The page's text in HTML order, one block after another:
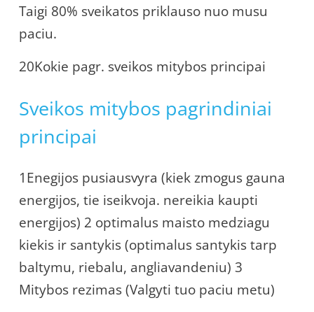
Taigi 80% sveikatos priklauso nuo musu
paciu.
20Kokie pagr. sveikos mitybos principai
Sveikos mitybos pagrindiniai
principai
1Enegijos pusiausvyra (kiek zmogus gauna
energijos, tie iseikvoja. nereikia kaupti
energijos) 2 optimalus maisto medziagu
kiekis ir santykis (optimalus santykis tarp
baltymu, riebalu, angliavandeniu) 3
Mitybos rezimas (Valgyti tuo paciu metu)